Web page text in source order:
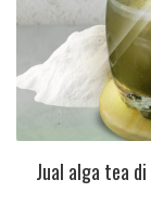
Jual alga tea